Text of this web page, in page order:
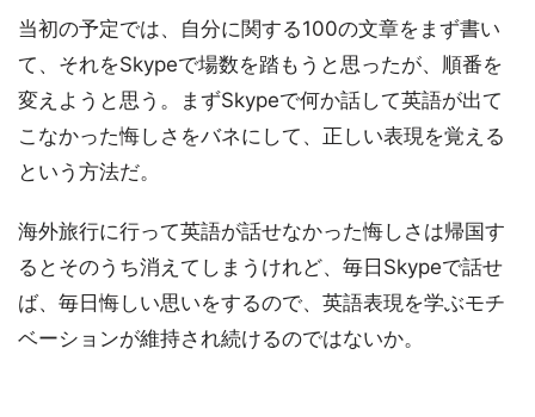
当初の予定では、自分に関する100の文章をまず書い
て、それをSkypeで場数を踏もうと思ったが、順番を
変えようと思う。まずSkypeで何か話して英語が出て
こなかった悔しさをバネにして、正しい表現を覚える
という方法だ。
海外旅行に行って英語が話せなかった悔しさは帰国す
るとそのうち消えてしまうけれど、毎日Skypeで話せ
ば、毎日悔しい思いをするので、英語表現を学ぶモチ
ベーションが維持され続けるのではないか。